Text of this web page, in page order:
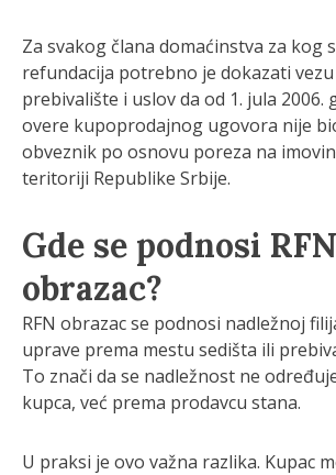
Za svakog člana domaćinstva za kog
refundacija potrebno je dokazati
prebivalište i uslov da od 1. jula 2006.
overe kupoprodajnog ugovora nije
obveznik po osnovu poreza na
teritoriji Republike Srbije.
Gde se podnosi RFN
obrazac?
RFN obrazac se podnosi nadležnoj
uprave prema mestu sedišta ili
To znači da se nadležnost ne
kupca, već prema prodavcu stana.
U praksi je ovo važna razlika. Kupac